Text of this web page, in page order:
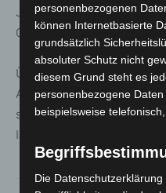
Jugend, Schule und Kultur
0511 7307-9950.
Übrigens, wer immer
Abteilung Kinder, Jugend,
sein möchte, kann sich
langenhagen.de
personenbezogenen
können Internetbasierte
grundsätzlich
absoluter Schutz nicht
diesem Grund steht es
personenbezogene
beispielsweise
Die